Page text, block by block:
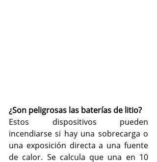
¿Son peligrosas las baterías de litio?
Estos dispositivos pueden
incendiarse si hay una sobrecarga o
una exposición directa a una fuente
de calor. Se calcula que una en 10